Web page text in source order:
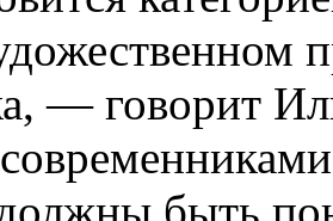
— говорит
быть